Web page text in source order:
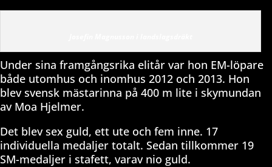
Under sina framgångsrika elitår var hon EM-löpare
både utomhus och inomhus 2012 och 2013. Hon
blev svensk mästarinna på 400 m lite i skymundan
av Moa Hjelmer.
Det blev sex guld, ett ute och fem inne. 17
individuella medaljer totalt. Sedan tillkommer 19
SM-medaljer i stafett, varav nio guld.